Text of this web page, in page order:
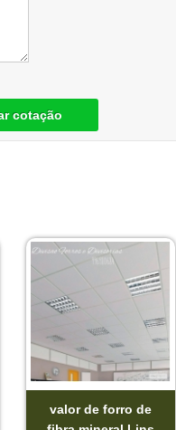
cotação
valor de forro de